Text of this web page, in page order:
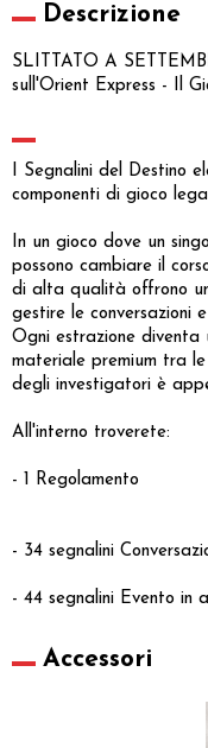
Descrizione
SLITTATO A
sull'Orient Express - Il
I Segnalini del Destino
componenti di gioco
In un gioco dove un
possono cambiare il
di alta qualità offrono
gestire le conversazioni
Ogni estrazione diventa
materiale premium tra
degli investigatori è
All'interno troverete:
- 1 Regolamento
- 34 segnalini
- 44 segnalini Evento in
Accessori